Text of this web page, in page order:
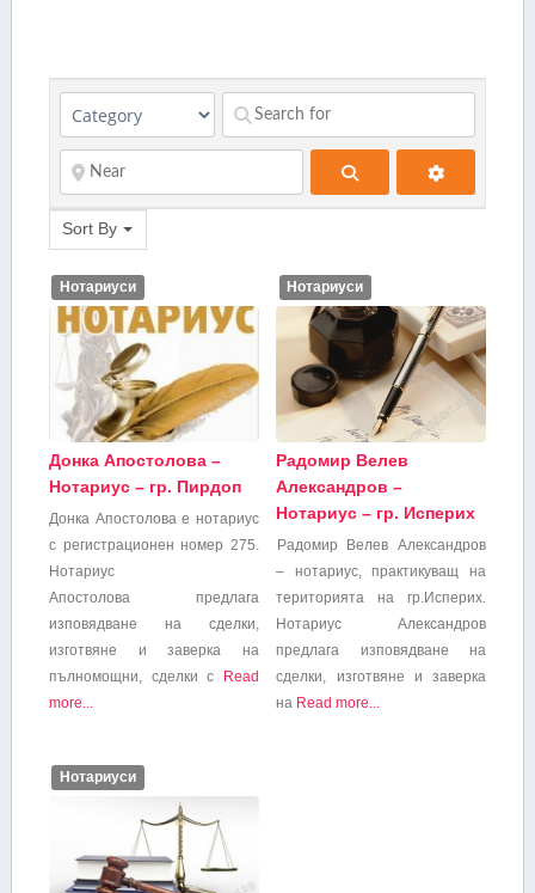
Sort By
Нотариуси
Донка Апостолова –
Нотариус – гр. Пирдоп
Донка Апостолова е нотариус
с регистрационен номер 275.
Нотариус
Апостолова предлага
изповядване на сделки,
изготвяне и заверка на
пълномощни, сделки с
Read
more...
Нотариуси
Радомир Велев
Александров –
Нотариус – гр. Исперих
Радомир Велев Александров
– нотариус, практикуващ на
територията на гр.Исперих.
Нотариус Александров
предлага изповядване на
сделки, изготвяне и заверка
на Read more...
Нотариуси